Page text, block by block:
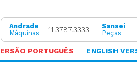
PORTUGUÊS ENGLISH
Andrade
Máquinas
11 3787.3333
Sansei
Peças